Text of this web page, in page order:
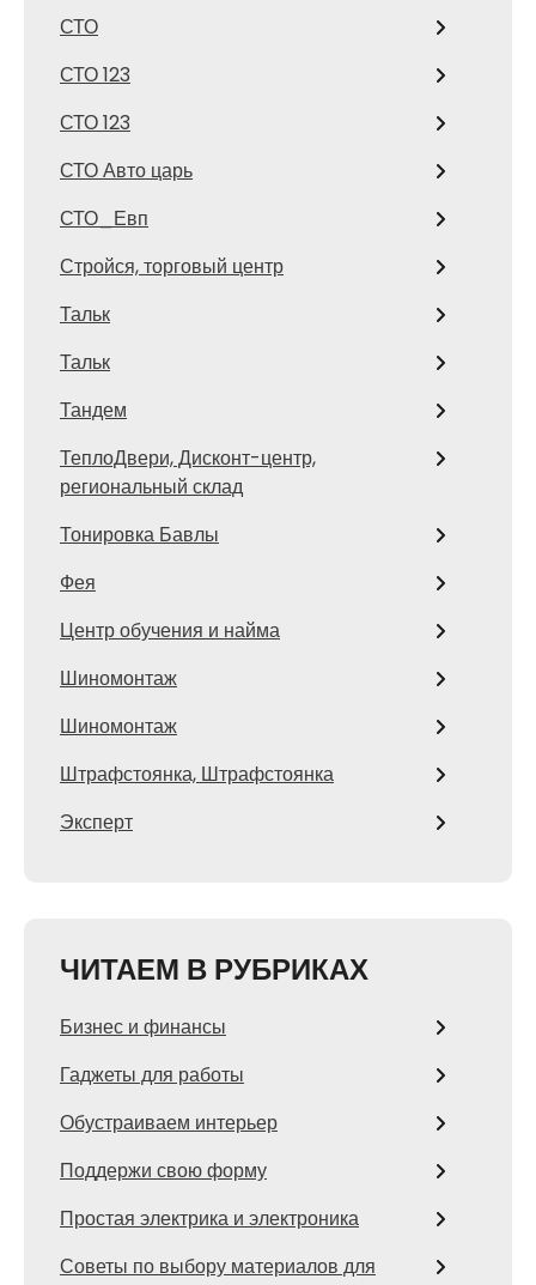
СТО
СТО 123
СТО 123
СТО Авто царь
СТО_Евп
Стройся, торговый центр
Тальк
Тальк
Тандем
ТеплоДвери, Дисконт-центр,
региональный склад
Тонировка Бавлы
Фея
Центр обучения и найма
Шиномонтаж
Шиномонтаж
Штрафстоянка, Штрафстоянка
Эксперт
ЧИТАЕМ В РУБРИКАХ
Бизнес и финансы
Гаджеты для работы
Обустраиваем интерьер
Поддержи свою форму
Простая электрика и электроника
Советы по выбору материалов для